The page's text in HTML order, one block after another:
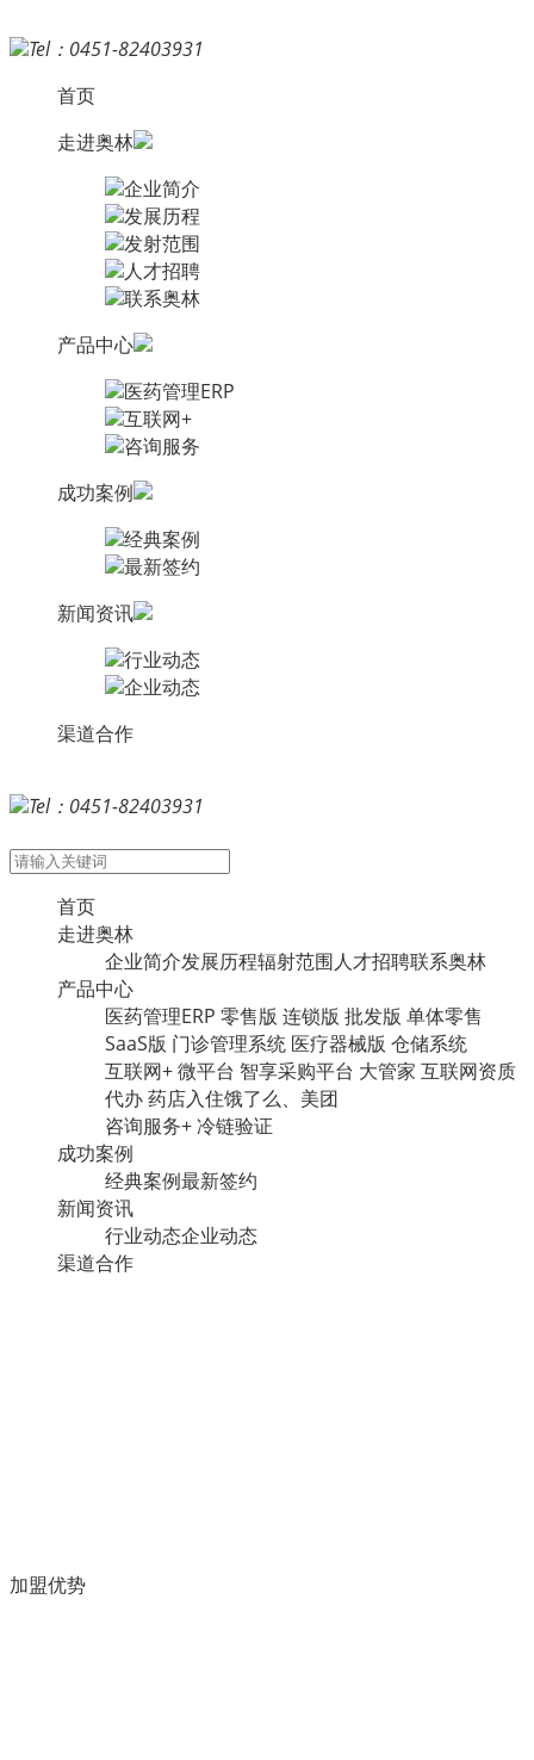
Tel：0451-82403931
首页
走进奥林
企业简介
发展历程
发射范围
人才招聘
联系奥林
产品中心
医药管理ERP
互联网+
咨询服务
成功案例
经典案例
最新签约
新闻资讯
行业动态
企业动态
渠道合作
Tel：0451-82403931
首页
走进奥林
企业简介发展历程辐射范围人才招聘联系奥林
产品中心
医药管理ERP 零售版 连锁版 批发版 单体零售
SaaS版 门诊管理系统 医疗器械版 仓储系统
互联网+微平台 智享采购平台 大管家 互联网资质
代办药店入住饿了么、美团
咨询服务+冷链验证
成功案例
经典案例最新签约
新闻资讯
行业动态企业动态
渠道合作
加盟优势